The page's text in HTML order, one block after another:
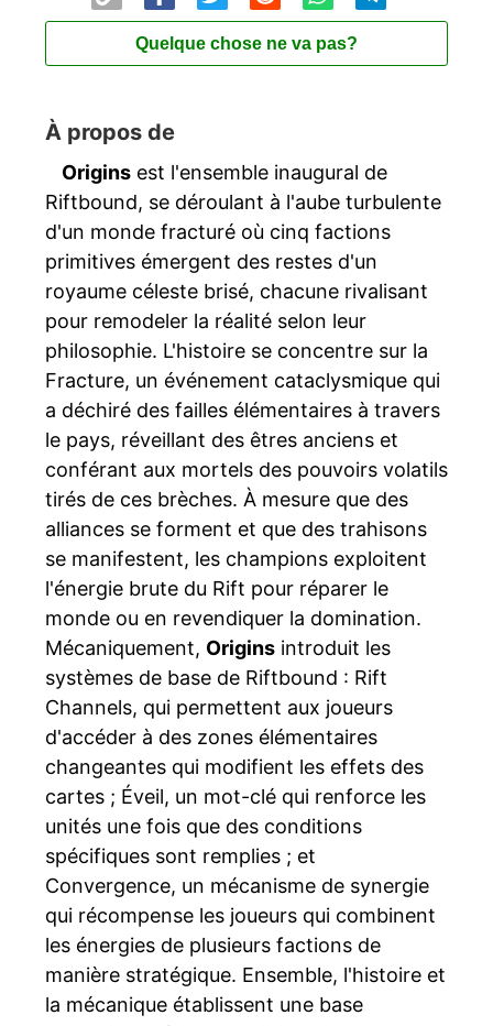
Quelque chose ne va pas?
À propos de
Origins est l'ensemble inaugural de
Riftbound, se déroulant à l'aube turbulente
d'un monde fracturé où cinq factions
primitives émergent des restes d'un
royaume céleste brisé, chacune rivalisant
pour remodeler la réalité selon leur
philosophie. L'histoire se concentre sur la
Fracture, un événement cataclysmique qui
a déchiré des failles élémentaires à travers
le pays, réveillant des êtres anciens et
conférant aux mortels des pouvoirs volatils
tirés de ces brèches. À mesure que des
alliances se forment et que des trahisons
se manifestent, les champions exploitent
l'énergie brute du Rift pour réparer le
monde ou en revendiquer la domination.
Mécaniquement, Origins introduit les
systèmes de base de Riftbound : Rift
Channels, qui permettent aux joueurs
d'accéder à des zones élémentaires
changeantes qui modifient les effets des
cartes ; Éveil, un mot-clé qui renforce les
unités une fois que des conditions
spécifiques sont remplies ; et
Convergence, un mécanisme de synergie
qui récompense les joueurs qui combinent
les énergies de plusieurs factions de
manière stratégique. Ensemble, l'histoire et
la mécanique établissent une base